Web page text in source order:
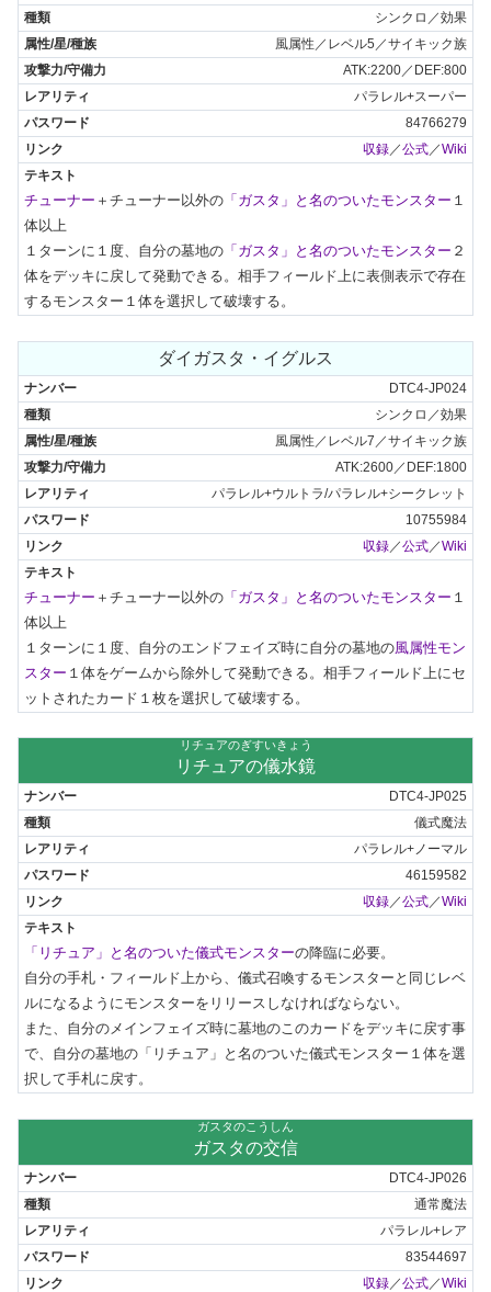
シンクロ／効果
風属性／レベル5／サイキック族
ATK:2200／DEF:800
パラレル+スーパー
84766279
収録／公式／Wiki
チューナー ＋チューナー以外の 「ガスタ」と名のついたモンスター １
体以上
１ターンに１度、自分の墓地の 「ガスタ」と名のついたモンスター ２
体をデッキに戻して発動できる。相手フィールド上に表側表示で存在
するモンスター１体を選択して破壊する。
ダイガスタ・イグルス
DTC4-JP024
シンクロ／効果
風属性／レベル7／サイキック族
ATK:2600／DEF:1800
パラレル+ウルトラ/パラレル+シークレット
10755984
収録 ／公式 ／Wiki
チューナー ＋チューナー以外の 「ガスタ」と名のついたモンスター １
体以上
１ターンに１度、自分のエンドフェイズ時に自分の墓地の風属性モン
スター １体をゲームから除外して発動できる。相手フィールド上にセ
ットされたカード１枚を選択して破壊する。
リチュアのぎすいきょう
リチュアの儀水鏡
DTC4-JP025
儀式魔法
パラレル+ノーマル
46159582
収録／公式／Wiki
「リチュア」と名のついた儀式モンスターの降臨に必要。
自分の手札・フィールド上から、儀式召喚するモンスターと同じレベ
ルになるようにモンスターをリリースしなければならない。
また、自分のメインフェイズ時に墓地のこのカードをデッキに戻す事
で、自分の墓地の「リチュア」と名のついた儀式モンスター１体を選
択して手札に戻す。
ガスタのこうしん
ガスタの交信
DTC4-JP026
通常魔法
パラレル+レア
83544697
収録 ／公式 ／Wiki